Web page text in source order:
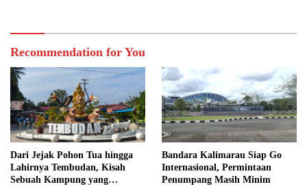
Recommendation for You
Dari Jejak Pohon Tua hingga
Lahirnya Tembudan, Kisah
Sebuah Kampung yang
Bandara Kalimarau Siap Go
Internasional, Permintaan
Penumpang Masih Minim